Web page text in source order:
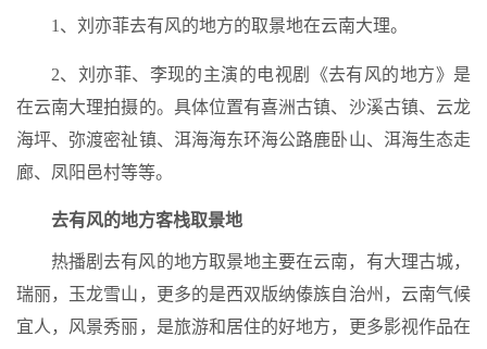
1、刘亦菲去有风的地方的取景地在云南大理。
2、刘亦菲、李现的主演的电视剧《去有风的地方》是
在云南大理拍摄的。具体位置有喜洲古镇、沙溪古镇、云龙
海坪、弥渡密祉镇、洱海海东环海公路鹿卧山、洱海生态走
廊、凤阳邑村等等。
去有风的地方客栈取景地
热播剧去有风的地方取景地主要在云南，有大理古城，
瑞丽，玉龙雪山，更多的是西双版纳傣族自治州，云南气候
宜人，风景秀丽，是旅游和居住的好地方，更多影视作品在